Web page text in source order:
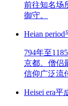
前往知名场
御守。
Heian period
794年至
京都。僧侣
信仰广泛流
Heisei era平